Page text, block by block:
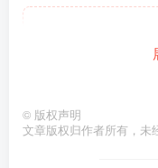
© 版权声明
文章版权归作者所有，未